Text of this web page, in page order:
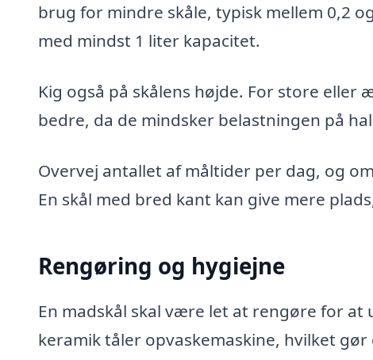
brug for mindre skåle, typisk mellem 0,2
med mindst 1 liter kapacitet.
Kig også på skålens højde. For store
bedre, da de mindsker belastningen på
Overvej antallet af måltider per dag, og
En skål med bred kant kan give mere
Rengøring og hygiejne
En madskål skal være let at rengøre for
keramik tåler opvaskemaskine, hvilket